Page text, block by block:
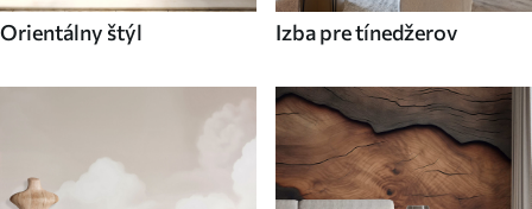
Orientálny štýl Izba pre tínedžerov